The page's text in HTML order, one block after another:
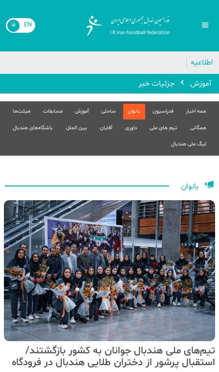
EN فا
اطلاعیه
آموزش
جزئیات خبر
همه اخبار فدراسیون بانوان ساحلی آموزش مسابقات هیئت‌ها
همگانی تیم های ملی داوری آقایان بین الملل باشگاه‌های هندبال
لیگ ملی هندبال
بانوان
تیم‌های ملی هندبال جوانان به کشور بازگشتند/
استقبال پرشور از دختران طلایی هندبال در فرودگاه